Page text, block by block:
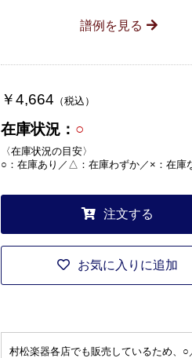
譜例を見る
￥4,664 （税込）
在庫状況： ○
〈在庫状況の目安〉
○：在庫あり／△：在庫わずか／×：在庫
注文する
お気に入りに追加
村松楽器各店でも販売しているため、